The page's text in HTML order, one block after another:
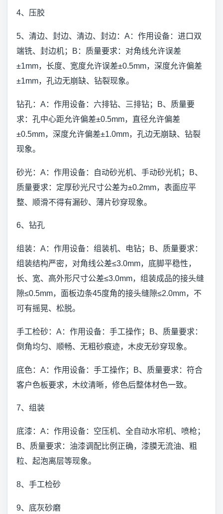
4、压胶
5、清边、封边、清边、封边：A：作用设备：进口双
端铣、封边机；B：质量要求：对角线允许误差
±1mm，长度、宽度允许误差±0.5mm，深度允许偏差
±1mm，孔边无崩缺、钻裂现象。
钻孔：A：作用设备：六排钻、三排钻；B、质量要
求：孔中心距允许偏差±0.5mm，直径允许偏差
±0.5mm，深度允许偏差±1.0mm，孔边无崩缺、钻裂
现象。
砂光：A：作用设备：自动砂光机、手动砂光机；B、
质量要求：定厚砂光尺寸公差为±0.2mm，表面应平
整、顺滑不得有漏砂、薄片砂穿现象。
6、钻孔
组装：A：作用设备：组装机、电钻；B、质量要求：
组装结构严密，对角线公差≤3.0mm，底脚平稳性，
长、宽、高外形尺寸公差≤3.0mm，组装成品的接头缝
隙≤0.5mm，面板边条45度角的接头缝隙≤2.0mm，不
可有摇晃、松脱。
手工检砂：A：作用设备：手工操作；B、质量要求：
倒角均匀、顺畅、无粗砂痕迹，木皮无砂穿现象。
底色：A：作用设备：手工操作；B、质量要求：符合
客户色板要求，木纹清晰，修色后整体材色一致。
7、组装
底漆：A：作用设备：空压机、全自动水帘机、喷枪；
B、质量要求：油漆调配比例正确，漆膜无流油、粗
粒、起泡离层等现象。
8、手工检砂
9、底灰砂磨